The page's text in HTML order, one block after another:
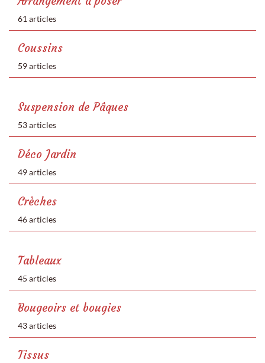
61 articles
Coussins
59 articles
Suspension de Pâques
53 articles
Déco Jardin
49 articles
Crèches
46 articles
Tableaux
45 articles
Bougeoirs et bougies
43 articles
Tissus